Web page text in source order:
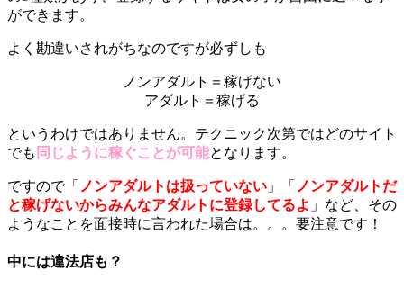
ができます。
よく勘違いされがちなのですが必ずしも
ノンアダルト＝稼げない
アダルト＝稼げる
というわけではありません。テクニック次第ではどのサイト
でも 同じように稼ぐことが可能となります。
ですので「 ノンアダルトは扱っていない 」「 ノンアダルトだ
と稼げないからみんなアダルトに登録してるよ 」など、その
ようなことを面接時に言われた場合は。。。要注意です！
中には違法店も？